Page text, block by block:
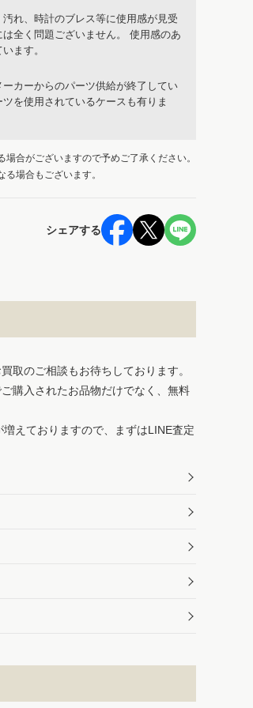
れ、時計のブレス等に使用感が見受
全く問題ございません。 使用感のあ
ます。
カーからのパーツ供給が終了してい
を使用されているケースも有りま
合がございますので予めご了承ください。
場合もございます。
シェアする
取のご相談もお待ちしております。
購入されたお品物だけでなく、無料
えておりますので、まずはLINE査定